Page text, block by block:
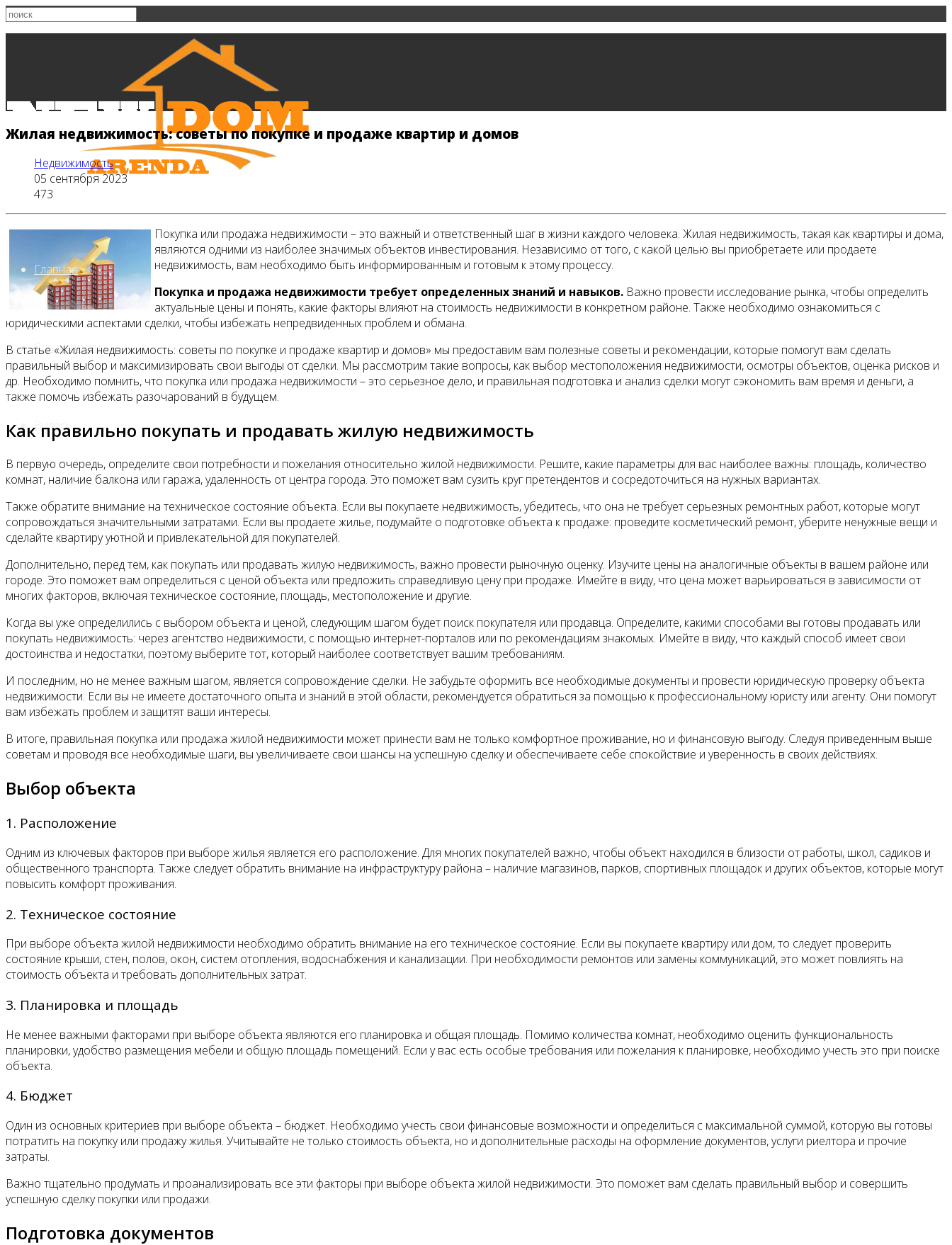
Главная
Все новости
Видео
Жилая недвижимость: советы по покупке и продаже квартир и домов
Недвижимость
05 сентября 2023
473
Покупка или продажа недвижимости – это важный и ответственный шаг в жизни каждого человека. Жилая недвижимость, такая как квартиры и дома,
являются одними из наиболее значимых объектов инвестирования. Независимо от того, с какой целью вы приобретаете или продаете
недвижимость, вам необходимо быть информированным и готовым к этому процессу.
Покупка и продажа недвижимости требует определенных знаний и навыков. Важно провести исследование рынка, чтобы определить
актуальные цены и понять, какие факторы влияют на стоимость недвижимости в конкретном районе. Также необходимо ознакомиться с
юридическими аспектами сделки, чтобы избежать непредвиденных проблем и обмана.
В статье «Жилая недвижимость: советы по покупке и продаже квартир и домов» мы предоставим вам полезные советы и рекомендации, которые помогут вам сделать
правильный выбор и максимизировать свои выгоды от сделки. Мы рассмотрим такие вопросы, как выбор местоположения недвижимости, осмотры объектов, оценка рисков и
др. Необходимо помнить, что покупка или продажа недвижимости – это серьезное дело, и правильная подготовка и анализ сделки могут сэкономить вам время и деньги, а
также помочь избежать разочарований в будущем.
Как правильно покупать и продавать жилую недвижимость
В первую очередь, определите свои потребности и пожелания относительно жилой недвижимости. Решите, какие параметры для вас наиболее важны: площадь, количество
комнат, наличие балкона или гаража, удаленность от центра города. Это поможет вам сузить круг претендентов и сосредоточиться на нужных вариантах.
Также обратите внимание на техническое состояние объекта. Если вы покупаете недвижимость, убедитесь, что она не требует серьезных ремонтных работ, которые могут
сопровождаться значительными затратами. Если вы продаете жилье, подумайте о подготовке объекта к продаже: проведите косметический ремонт, уберите ненужные вещи и
сделайте квартиру уютной и привлекательной для покупателей.
Дополнительно, перед тем, как покупать или продавать жилую недвижимость, важно провести рыночную оценку. Изучите цены на аналогичные объекты в вашем районе или
городе. Это поможет вам определиться с ценой объекта или предложить справедливую цену при продаже. Имейте в виду, что цена может варьироваться в зависимости от
многих факторов, включая техническое состояние, площадь, местоположение и другие.
Когда вы уже определились с выбором объекта и ценой, следующим шагом будет поиск покупателя или продавца. Определите, какими способами вы готовы продавать или
покупать недвижимость: через агентство недвижимости, с помощью интернет-порталов или по рекомендациям знакомых. Имейте в виду, что каждый способ имеет свои
достоинства и недостатки, поэтому выберите тот, который наиболее соответствует вашим требованиям.
И последним, но не менее важным шагом, является сопровождение сделки. Не забудьте оформить все необходимые документы и провести юридическую проверку объекта
недвижимости. Если вы не имеете достаточного опыта и знаний в этой области, рекомендуется обратиться за помощью к профессиональному юристу или агенту. Они помогут
вам избежать проблем и защитят ваши интересы.
В итоге, правильная покупка или продажа жилой недвижимости может принести вам не только комфортное проживание, но и финансовую выгоду. Следуя приведенным выше
советам и проводя все необходимые шаги, вы увеличиваете свои шансы на успешную сделку и обеспечиваете себе спокойствие и уверенность в своих действиях.
Выбор объекта
1. Расположение
Одним из ключевых факторов при выборе жилья является его расположение. Для многих покупателей важно, чтобы объект находился в близости от работы, школ, садиков и
общественного транспорта. Также следует обратить внимание на инфраструктуру района – наличие магазинов, парков, спортивных площадок и других объектов, которые могут
повысить комфорт проживания.
2. Техническое состояние
При выборе объекта жилой недвижимости необходимо обратить внимание на его техническое состояние. Если вы покупаете квартиру или дом, то следует проверить
состояние крыши, стен, полов, окон, систем отопления, водоснабжения и канализации. При необходимости ремонтов или замены коммуникаций, это может повлиять на
стоимость объекта и требовать дополнительных затрат.
3. Планировка и площадь
Не менее важными факторами при выборе объекта являются его планировка и общая площадь. Помимо количества комнат, необходимо оценить функциональность
планировки, удобство размещения мебели и общую площадь помещений. Если у вас есть особые требования или пожелания к планировке, необходимо учесть это при поиске
объекта.
4. Бюджет
Один из основных критериев при выборе объекта – бюджет. Необходимо учесть свои финансовые возможности и определиться с максимальной суммой, которую вы готовы
потратить на покупку или продажу жилья. Учитывайте не только стоимость объекта, но и дополнительные расходы на оформление документов, услуги риелтора и прочие
затраты.
Важно тщательно продумать и проанализировать все эти факторы при выборе объекта жилой недвижимости. Это поможет вам сделать правильный выбор и совершить
успешную сделку покупки или продажи.
Подготовка документов